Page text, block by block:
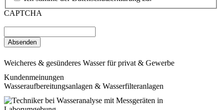
CAPTCHA
Weicheres & gesünderes Wasser für privat & Gewerbe
Kundenmeinungen
Wasseraufbereitungsanlagen & Wasserfilteranlagen